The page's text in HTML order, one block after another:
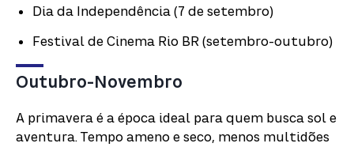
Dia da Independência (7 de setembro)
Festival de Cinema Rio BR (setembro-outubro)
Outubro-Novembro
A primavera é a época ideal para quem busca sol e
aventura. Tempo ameno e seco, menos multidões